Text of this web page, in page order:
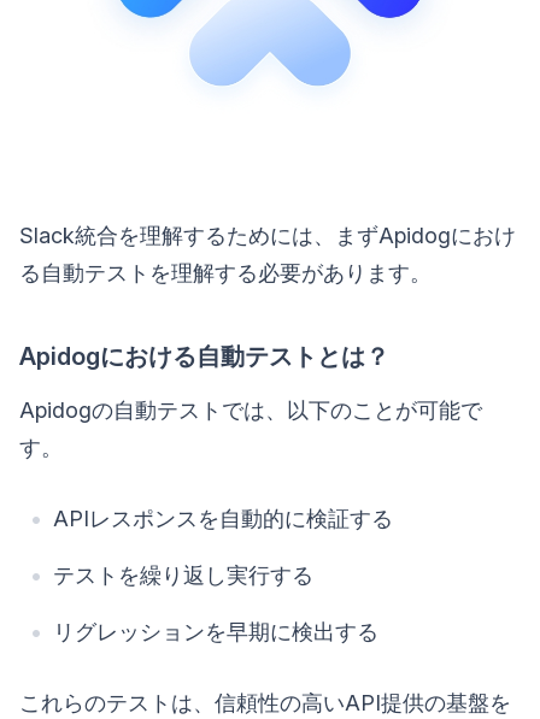
Slack統合を理解するためには、まずApidogにおけ
る自動テストを理解する必要があります。
Apidogにおける自動テストとは？
Apidogの自動テストでは、以下のことが可能で
す。
APIレスポンスを自動的に検証する
テストを繰り返し実行する
リグレッションを早期に検出する
これらのテストは、信頼性の高いAPI提供の基盤を